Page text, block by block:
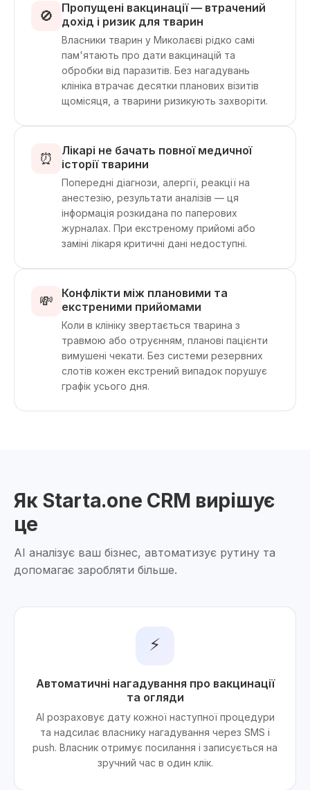
🚫
Пропущені вакцинації — втрачений
дохід і ризик для тварин
Власники тварин у Миколаєві рідко самі
пам'ятають про дати вакцинацій та
обробки від паразитів. Без нагадувань
клініка втрачає десятки планових візитів
щомісяця, а тварини ризикують захворіти.
⏰
Лікарі не бачать повної медичної
історії тварини
Попередні діагнози, алергії, реакції на
анестезію, результати аналізів — ця
інформація розкидана по паперових
журналах. При екстреному прийомі або
заміні лікаря критичні дані недоступні.
💸
Конфлікти між плановими та
екстреними прийомами
Коли в клініку звертається тварина з
травмою або отруєнням, планові пацієнти
вимушені чекати. Без системи резервних
слотів кожен екстрений випадок порушує
графік усього дня.
Як Starta.one CRM вирішує
це
AI аналізує ваш бізнес, автоматизує рутину та
допомагає заробляти більше.
⚡
Автоматичні нагадування про вакцинації
та огляди
AI розраховує дату кожної наступної процедури
та надсилає власнику нагадування через SMS і
push. Власник отримує посилання і записується на
зручний час в один клік.